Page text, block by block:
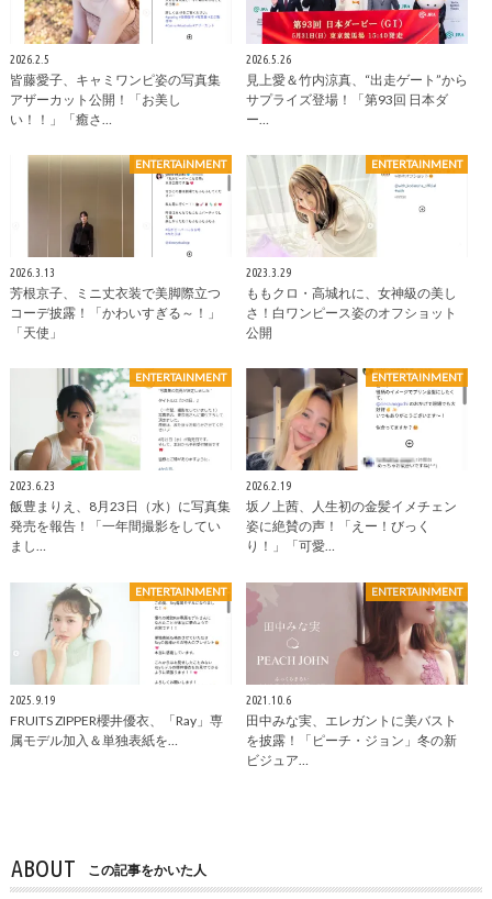
2026.2.5
皆藤愛子、キャミワンピ姿の写真集
アザーカット公開！「お美し
い！！」「癒さ…
2026.5.26
見上愛＆竹内涼真、“出走ゲート”から
サプライズ登場！「第93回 日本ダ
ー…
ENTERTAINMENT
2026.3.13
芳根京子、ミニ丈衣装で美脚際立つ
コーデ披露！「かわいすぎる～！」
「天使」
ENTERTAINMENT
2023.3.29
ももクロ・高城れに、女神級の美し
さ！白ワンピース姿のオフショット
公開
ENTERTAINMENT
2023.6.23
飯豊まりえ、8月23日（水）に写真集
発売を報告！「一年間撮影をしてい
まし…
ENTERTAINMENT
2026.2.19
坂ノ上茜、人生初の金髪イメチェン
姿に絶賛の声！「えー！びっく
り！」「可愛…
ENTERTAINMENT
2025.9.19
FRUITS ZIPPER櫻井優衣、「Ray」専
属モデル加入＆単独表紙を…
ENTERTAINMENT
2021.10.6
田中みな実、エレガントに美バスト
を披露！「ピーチ・ジョン」冬の新
ビジュア…
ABOUT この記事をかいた人